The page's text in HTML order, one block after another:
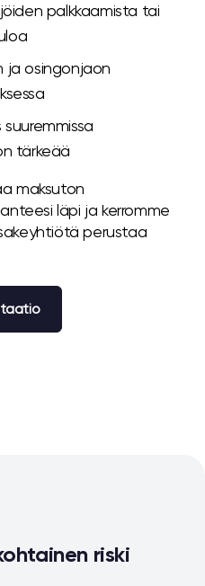
palkkaamista tai
ja osingonjaon
tärkeää
maksuton
läpi ja kerromme
perustaa
riski